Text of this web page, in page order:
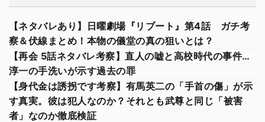
【ネタバレあり】日曜劇場『リブート』第4話 ガチ考
察＆伏線まとめ！本物の儀堂の真の狙いとは？
【再会 5話ネタバレ考察】直人の嘘と高校時代の事件…
淳一の手洗いが示す過去の罪
【身代金は誘拐です考察】有馬英二の「手首の傷」が示
す真実。彼は犯人なのか？それとも武尊と同じ「被害
者」なのか徹底検証